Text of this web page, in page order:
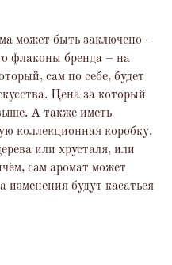
может быть заключено –
флаконы бренда – на
сам по себе, будет
Цена за который
А также иметь
коллекционная коробку.
или хрусталя, или
сам аромат может
изменения будут касаться